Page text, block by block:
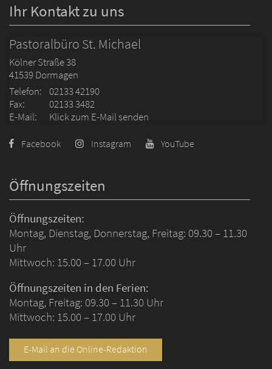
Öffnungszeiten
Öffnungszeiten:
Montag, Dienstag, Donnerstag, Freitag: 09.30 – 11.30
Uhr
Mittwoch: 15.00 – 17.00 Uhr
Öffnungszeiten in den Ferien:
Montag, Freitag: 09.30 – 11.30 Uhr
Mittwoch: 15.00 – 17.00 Uhr
E-Mail an die Online-Redaktion
Ihr Kontakt zu uns
Pastoralbüro St. Michael
Kölner Straße 38
41539Dormagen
Telefon: 02133 42190
Fax:
02133 3482
E-Mail:
Klick zum E-Mail senden
Facebook Instagram YouTube